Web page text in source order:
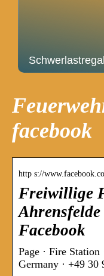
facebook
http s://
Freiwillige
Facebook
Page · Fire
Germany · +49 30